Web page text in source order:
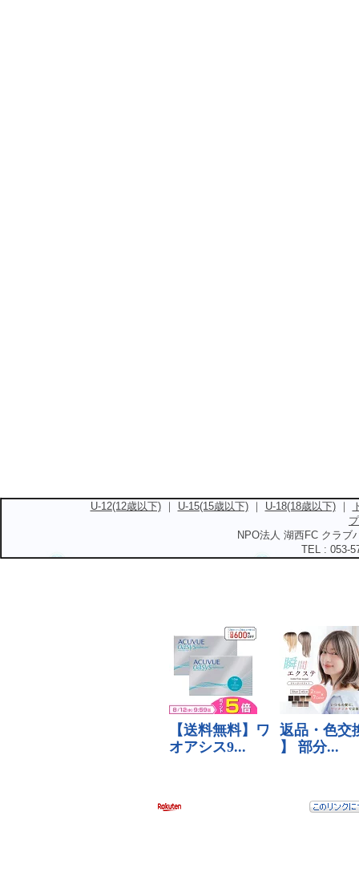
U-12(12歳以下)｜ U-15(15歳以下)｜ U-18(18歳以下)｜
NPO法人 湖西FC クラ
TEL : 053-